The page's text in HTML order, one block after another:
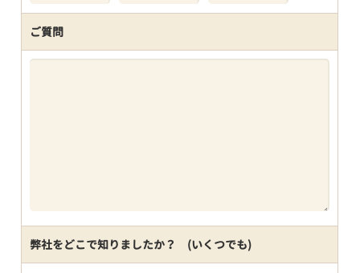
ご質問
弊社をどこで知りましたか？ (いくつでも)